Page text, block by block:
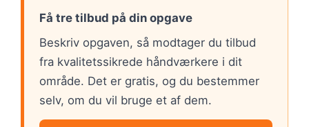
Få tre tilbud på din opgave
Beskriv opgaven, så modtager du tilbud
fra kvalitetssikrede håndværkere i dit
område. Det er gratis, og du bestemmer
selv, om du vil bruge et af dem.